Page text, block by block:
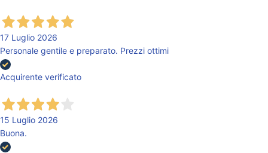
17 Luglio 2026
Personale gentile e preparato. Prezzi ottimi
Acquirente verificato
15 Luglio 2026
Buona.